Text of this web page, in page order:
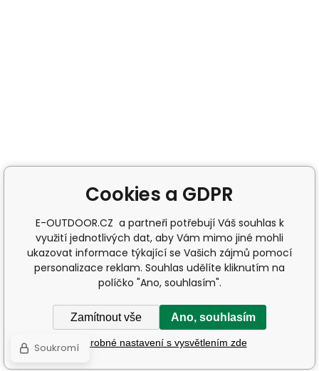
Cookies a GDPR
E-OUTDOOR.CZ a partneři potřebují Váš souhlas k
využití jednotlivých dat, aby Vám mimo jiné mohli
ukazovat informace týkající se Vašich zájmů pomocí
personalizace reklam. Souhlas udělíte kliknutím na
políčko "Ano, souhlasím".
Zamítnout vše Ano, souhlasím
Podrobné nastavení s vysvětlením zde
Soukromí